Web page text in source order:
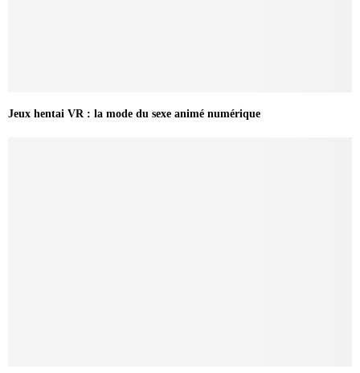
Jeux hentai VR : la mode du sexe animé numérique